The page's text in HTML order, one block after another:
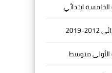
ابتدائي
الأولى متوسط